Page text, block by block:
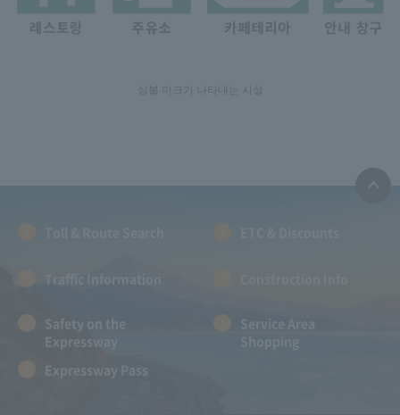
심볼 마크가 나타내는 시설
Traffic Information
Safety on the
Expressway
Shopping
Expressway Pass